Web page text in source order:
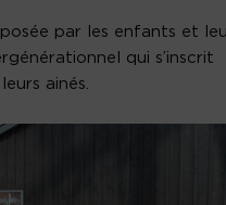
par les enfants et
qui s’inscrit
ainés.